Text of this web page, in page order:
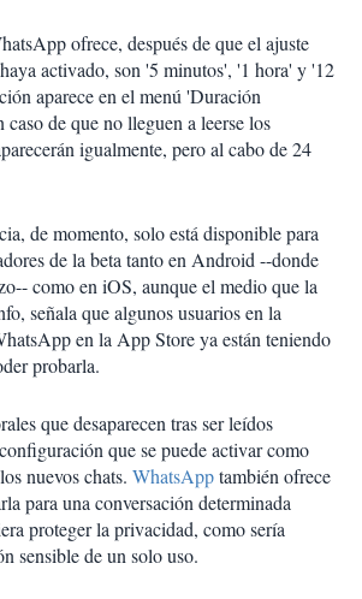
ofrece, después de que el ajuste
activado, son '5 minutos', '1 hora' y '12
aparece en el menú 'Duración
caso de que no lleguen a leerse los
igualmente, pero al cabo de 24
de momento, solo está disponible para
de la beta tanto en Android --donde
como en iOS, aunque el medio que la
señala que algunos usuarios en la
en la App Store ya están teniendo
probarla.
que desaparecen tras ser leídos
que se puede activar como
nuevos chats. WhatsApptambién ofrece
para una conversación determinada
proteger la privacidad, como sería
sensible de un solo uso.